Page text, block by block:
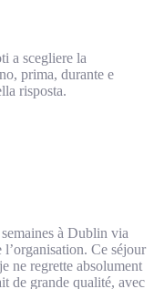
a scegliere la
prima, durante e
risposta.
à Dublin via
l’organisation. Ce séjour
ne regrette absolument
de grande qualité, avec